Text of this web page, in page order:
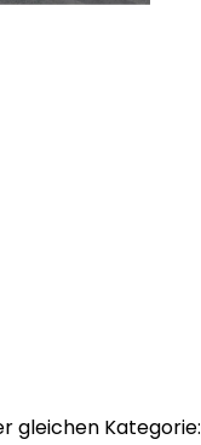
gleichen Kategorie: